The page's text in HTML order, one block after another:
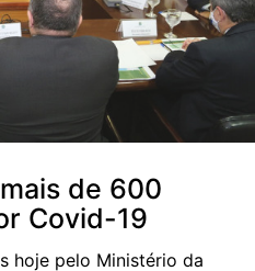
de 600
Covid-19
hoje pelo Ministério da